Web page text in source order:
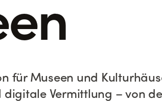
für Museen und
digitale Vermittlung – von